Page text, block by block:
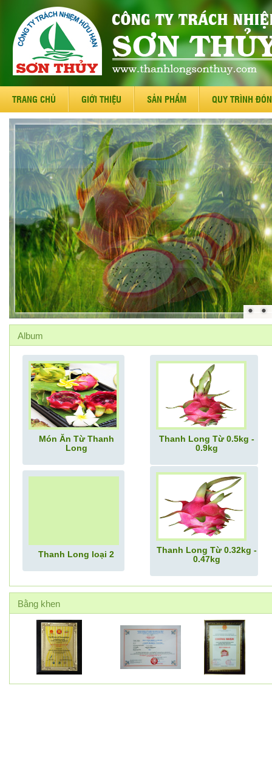
TRANG CHỦ GIỚI THIỆU SẢN PHẨM QUY TRÌNH
Album
Món Ăn Từ Thanh
Long
Thanh Long Từ 0.5kg -
0.9kg
Thanh Long loại 2
Thanh Long Từ 0.32kg -
0.47kg
Bằng khen